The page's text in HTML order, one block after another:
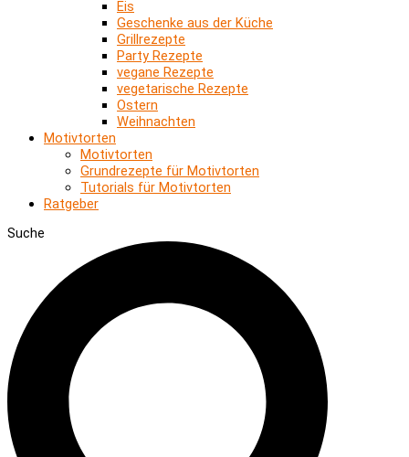
Eis
Geschenke aus der Küche
Grillrezepte
Party Rezepte
vegane Rezepte
vegetarische Rezepte
Ostern
Weihnachten
Motivtorten
Motivtorten
Grundrezepte für Motivtorten
Tutorials für Motivtorten
Ratgeber
Suche